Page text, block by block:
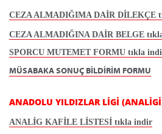
CEZA ALMADIĞIMA DAİR DİLEKÇE
CEZA ALMADIĞINA DAİR BELGE
SPORCU MUTEMET FORMU tıkla
MÜSABAKA SONUÇ BİLDİRİM FORMU
ANADOLU YILDIZLAR LİGİ
ANALİG KAFİLE LİSTESİ tıkla indir